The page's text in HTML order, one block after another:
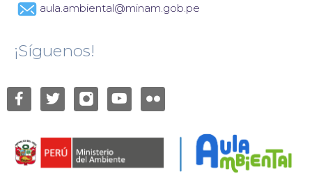
aula.ambiental@minam.gob.pe
¡Síguenos!